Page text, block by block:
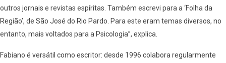
outros jornais e revistas espíritas. Também escrevi para a ‘Folha da
Região’, de São José do Rio Pardo. Para este eram temas diversos, no
entanto, mais voltados para a Psicologia”, explica.
Fabiano é versátil como escritor: desde 1996 colabora regularmente